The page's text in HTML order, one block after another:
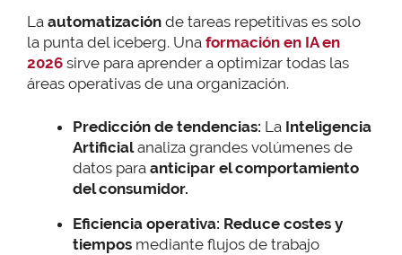
La automatización de tareas repetitivas es solo
la punta del iceberg. Una formación en IA en
2026 sirve para aprender a optimizar todas las
áreas operativas de una organización.
Predicción de tendencias: La Inteligencia
Artificialanaliza grandes volúmenes de
datos para anticipar el comportamiento
del consumidor.
Eficiencia operativa: Reduce costes y
tiempos mediante flujos de trabajo